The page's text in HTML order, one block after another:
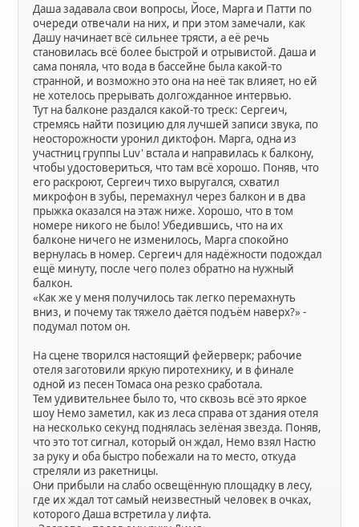
Даша задавала свои вопросы, Йосе, Марга и Патти по
очереди отвечали на них, и при этом замечали, как
Дашу начинает всё сильнее трясти, а её речь
становилась всё более быстрой и отрывистой. Даша и
сама поняла, что вода в бассейне была какой-то
странной, и возможно это она на неё так влияет, но ей
не хотелось прерывать долгожданное интервью.
Тут на балконе раздался какой-то треск: Сергеич,
стремясь найти позицию для лучшей записи звука, по
неосторожности уронил диктофон. Марга, одна из
участниц группы Luv' встала и направилась к балкону,
чтобы удостовериться, что там всё хорошо. Поняв, что
его раскроют, Сергеич тихо выругался, схватил
микрофон в зубы, перемахнул через балкон и в два
прыжка оказался на этаж ниже. Хорошо, что в том
номере никого не было! Убедившись, что на их
балконе ничего не изменилось, Марга спокойно
вернулась в номер. Сергеич для надёжности подождал
ещё минуту, после чего полез обратно на нужный
балкон.
«Как же у меня получилось так легко перемахнуть
вниз, и почему так тяжело даётся подъём наверх?» -
подумал потом он.
На сцене творился настоящий фейерверк; рабочие
отеля заготовили яркую пиротехнику, и в финале
одной из песен Томаса она резко сработала.
Тем удивительнее было то, что сквозь всё это яркое
шоу Немо заметил, как из леса справа от здания отеля
на несколько секунд поднялась зелёная звезда. Поняв,
что это тот сигнал, который он ждал, Немо взял Настю
за руку и оба быстро побежали на то место, откуда
стреляли из ракетницы.
Они прибыли на слабо освещённую площадку в лесу,
где их ждал тот самый неизвестный человек в очках,
которого Даша встретила у лифта.